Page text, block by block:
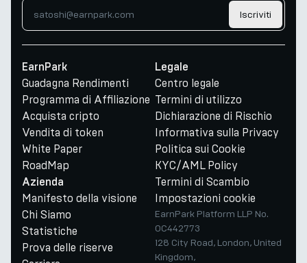
Iscriviti
EarnPark
Guadagna Rendimenti
Programma di Affiliazione
Acquista cripto
Vendita di token
White Paper
RoadMap
Azienda
Manifesto della visione
Chi Siamo
Statistiche
Prova delle riserve
Legale
Centro legale
Termini di utilizzo
Dichiarazione di Rischio
Informativa sulla Privacy
Politica sui Cookie
KYC/AML Policy
Termini di Scambio
Impostazioni cookie
EarnPark Platform LLP No.
OC442773
128 City Road, London, United
Kingdom,